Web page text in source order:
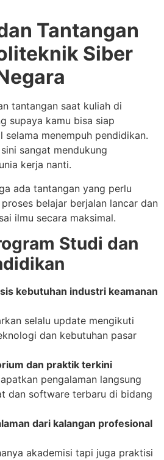
Tantangan
Siber
tantangan saat kuliah di
supaya kamu bisa siap
selama menempuh pendidikan.
sangat mendukung
kerja nanti.
ada tantangan yang perlu
belajar berjalan lancar dan
ilmu secara maksimal.
Studi dan
kebutuhan industri keamanan
selalu update mengikuti
dan kebutuhan pasar
dan praktik terkini
pengalaman langsung
dan software terbaru di bidang
dari kalangan profesional
akademisi tapi juga praktisi